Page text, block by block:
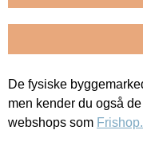
De fysiske
men kender du også
webshops som